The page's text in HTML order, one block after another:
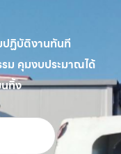
ปฏิบัติงานทันที
รม คุมงบประมาณได้
ทิ้ง